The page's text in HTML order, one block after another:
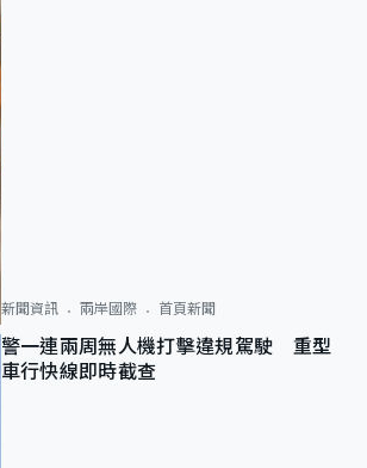
新聞資訊 兩岸國際 首頁新聞
警一連兩周無人機打擊違規駕駛 重型
車行快線即時截查